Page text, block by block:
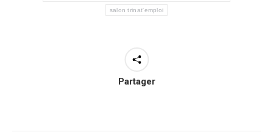
salon trinat'emploi
Partager